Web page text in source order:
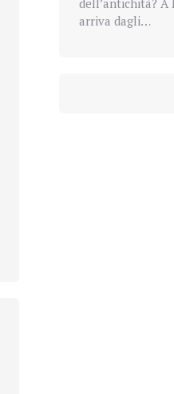
dell’antichità? A
arriva dagli…